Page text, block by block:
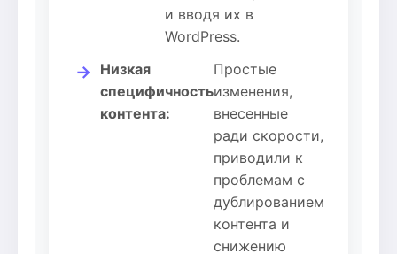
и вводя их в
WordPress.
→
Низкая
специфичность
контента:
Простые
изменения,
внесенные
ради скорости,
приводили к
проблемам с
дублированием
контента и
снижению